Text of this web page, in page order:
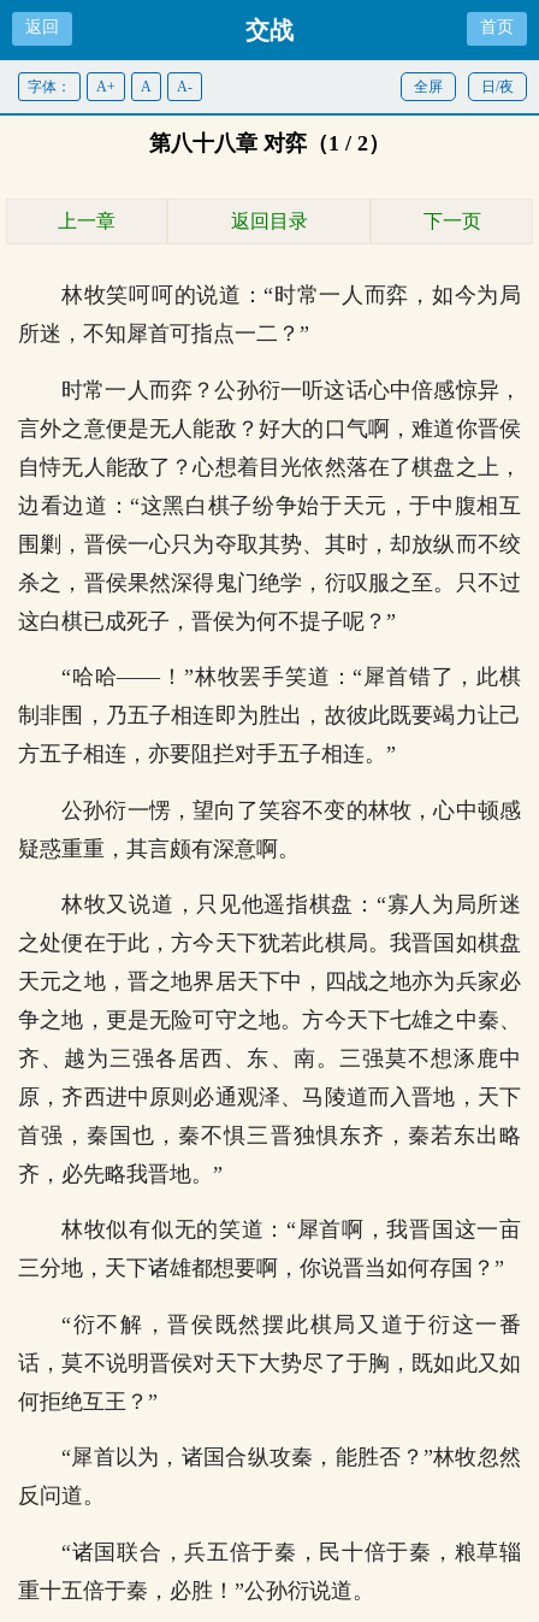
返回 交战 首页
日/夜
全屏
字体： A+ A A-
第八十八章 对弈（1 / 2）
上一章 返回目录 下一页
林牧笑呵呵的说道：“时常一人而弈，如今为局
所迷，不知犀首可指点一二？”
时常一人而弈？公孙衍一听这话心中倍感惊异，
言外之意便是无人能敌？好大的口气啊，难道你晋侯
自恃无人能敌了？心想着目光依然落在了棋盘之上，
边看边道：“这黑白棋子纷争始于天元，于中腹相互
围剿，晋侯一心只为夺取其势、其时，却放纵而不绞
杀之，晋侯果然深得鬼门绝学，衍叹服之至。只不过
这白棋已成死子，晋侯为何不提子呢？”
“哈哈——！”林牧罢手笑道：“犀首错了，此棋
制非围，乃五子相连即为胜出，故彼此既要竭力让己
方五子相连，亦要阻拦对手五子相连。”
公孙衍一愣，望向了笑容不变的林牧，心中顿感
疑惑重重，其言颇有深意啊。
林牧又说道，只见他遥指棋盘：“寡人为局所迷
之处便在于此，方今天下犹若此棋局。我晋国如棋盘
天元之地，晋之地界居天下中，四战之地亦为兵家必
争之地，更是无险可守之地。方今天下七雄之中秦、
齐、越为三强各居西、东、南。三强莫不想涿鹿中
原，齐西进中原则必通观泽、马陵道而入晋地，天下
首强，秦国也，秦不惧三晋独惧东齐，秦若东出略
齐，必先略我晋地。”
林牧似有似无的笑道：“犀首啊，我晋国这一亩
三分地，天下诸雄都想要啊，你说晋当如何存国？”
“衍不解，晋侯既然摆此棋局又道于衍这一番
话，莫不说明晋侯对天下大势尽了于胸，既如此又如
何拒绝互王？”
“犀首以为，诸国合纵攻秦，能胜否？”林牧忽然
反问道。
“诸国联合，兵五倍于秦，民十倍于秦，粮草辎
重十五倍于秦，必胜！”公孙衍说道。